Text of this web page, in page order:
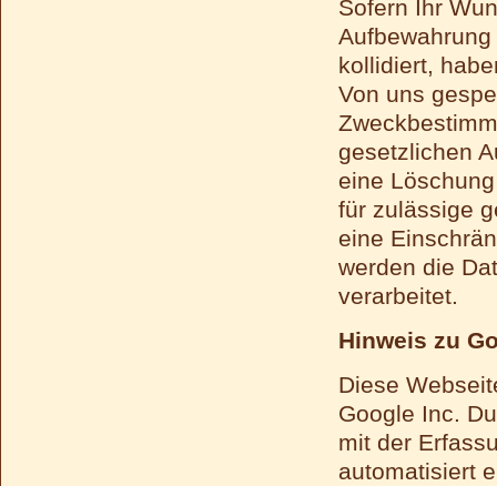
Sofern Ihr
kollidiert,
Von uns
gesetzlichen
eine
für zulässige
eine
werden die
verarbeitet.
Hinweis zu
Diese
Google Inc.
mit der
automatisiert